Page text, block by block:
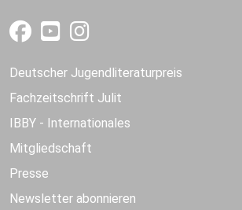
Deutscher Jugendliteraturpreis
Fachzeitschrift Julit
IBBY - Internationales
Mitgliedschaft
Presse
Newsletter abonnieren